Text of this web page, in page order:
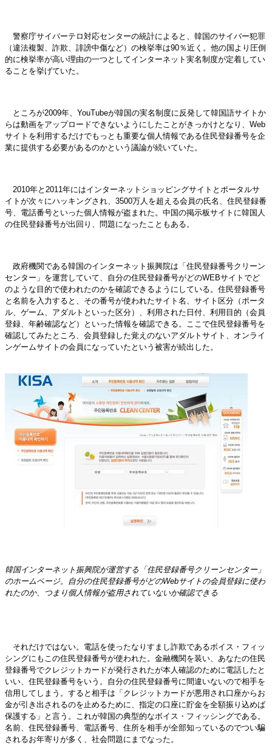
警察庁サイバーテロ対応センターの統計によると、韓国のサイバー犯罪
（違法複製、詐欺、誹謗中傷など）の検挙率は90％近く。他の国より圧倒
的に検挙率が高い理由の一つとしてインターネット実名制度が定着してい
ることを挙げていた。
ところが2009年、YouTubeが韓国の実名制度に反発して韓国語サイトか
らは動画をアップロードできないようにしたことがきっかけとなり、Web
サイトを利用するだけでもっとも重要な個人情報である住民登録番号を企
業に提供する必要があるのかという議論が続いていた。
2010年と2011年にはインターネットショッピングサイトとポータルサ
イトが次々にハッキングされ、3500万人を超える会員の氏名、住民登録番
号、電話番号といった個人情報が盗まれた。中国の掲示板サイトに韓国人
の住民登録番号が出回り、問題になったこともある。
政府機関である韓国のインターネット振興院は「住民登録番号クリーン
センター」を運営していて、自分の住民登録番号がどのWEBサイトでど
のような目的で使われたのかを確認できるようにしている。住民登録番号
と名前を入力すると、その番号が使われたサイト名、サイト区分（ポータ
ル、ゲーム、アダルトといった区分）、利用された日付、利用目的（会員
登録、年齢確認など）といった情報を確認できる。ここで住民登録番号を
確認してみたところ、会員登録した覚えのないアダルトサイト、オンライ
ンゲームサイトの会員になっていたという被害が続出した。
韓国インターネット振興院が運営する「住民登録番号クリーンセンター」
のホームページ。自分の住民登録番号がどのWebサイトの会員登録に使わ
れたのか、つまり個人情報が盗用されていないか確認できる
それだけではない。電話を使ったなりすまし詐欺であるボイス・フィッ
シングにもこの住民登録番号が使われた。金融機関を装い、あなたの住民
登録番号でクレジットカードが発行されたが本人確認のために電話したと
いい、住民登録番号をいう。自分の住民登録番号に間違いないので相手を
信用してしまう。すると相手は「クレジットカードが悪用され口座からお
金が引き出されるのを止めるために、指定の口座に貯金を全額振り込めば
保護する」と言う。これが韓国の典型的なボイス・フィッシングである。
名前、住民登録番号、電話番号、住所を相手が全部知っているのでつい騙
されるお年寄りが多く、社会問題にまでなった。